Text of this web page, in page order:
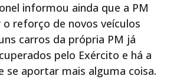
informou ainda que a PM
reforço de novos veículos
carros da própria PM já
pelo Exército e há a
se aportar mais alguma coisa.